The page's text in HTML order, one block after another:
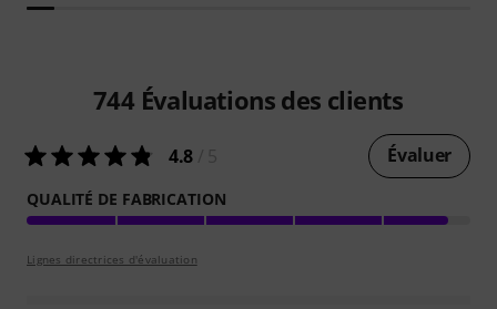
744 Évaluations des clients
4.8 Évaluer
QUALITÉ DE FABRICATION
Lignes directrices d'évaluation